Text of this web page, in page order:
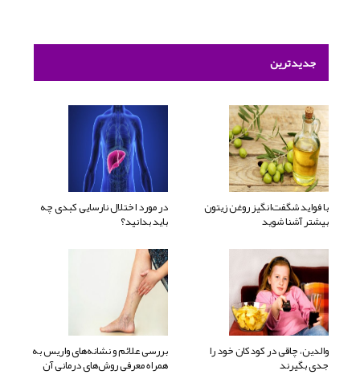
جدیدترین
با فواید شگفت‌انگیز روغن زیتون
بیشتر آشنا شوید
در مورد اختلال نارسایی کبدی چه
باید بدانید؟
والدین، چاقی در کودکان خود را
جدی بگیرند
بررسی علائم و نشانه‌های واریس به
همراه معرفی روش‌های درمانی آن